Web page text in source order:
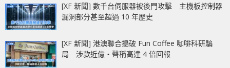
[XF 新聞] 數千台伺服器被後門攻擊 主機板控制器
漏洞部分甚至超過 10 年歷史
[XF 新聞] 港澳聯合搗破 Fun Coffee 咖啡科研騙
局 涉款近億‧聲稱高達 4 倍回報